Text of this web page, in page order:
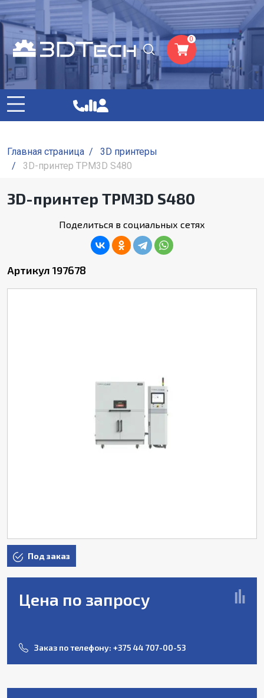
0
Главная страница /
3D принтеры
/
3D-принтер TPM3D S480
3D-принтер TPM3D S480
Поделиться в социальных сетях
Артикул 197678
Под заказ
Цена по запросу
Заказ по телефону: +375 44 707-00-53